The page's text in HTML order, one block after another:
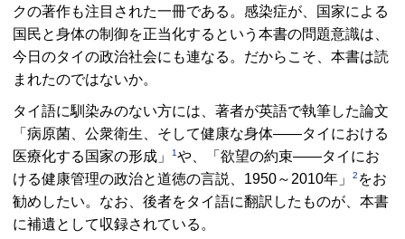
クの著作も注目された一冊である。感染症が、国家による
国民と身体の制御を正当化するという本書の問題意識は、
今日のタイの政治社会にも連なる。だからこそ、本書は読
まれたのではないか。
タイ語に馴染みのない方には、著者が英語で執筆した論文
「病原菌、公衆衛生、そして健康な身体――タイにおける
医療化する国家の形成」
1や、「欲望の約束――タイにお
ける健康管理の政治と道徳の言説、1950～2010年」
2 をお
勧めしたい。なお、後者をタイ語に翻訳したものが、本書
に補遺として収録されている。